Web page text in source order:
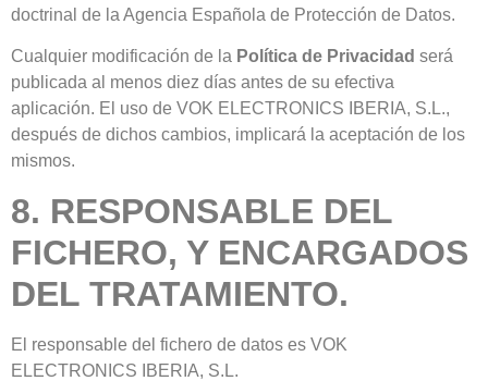
doctrinal de la Agencia Española de Protección de Datos.
Cualquier modificación de la Política de Privacidad será
publicada al menos diez días antes de su efectiva
aplicación. El uso de VOK ELECTRONICS IBERIA, S.L.,
después de dichos cambios, implicará la aceptación de los
mismos.
8. RESPONSABLE DEL
FICHERO, Y ENCARGADOS
DEL TRATAMIENTO.
El responsable del fichero de datos es VOK
ELECTRONICS IBERIA, S.L.